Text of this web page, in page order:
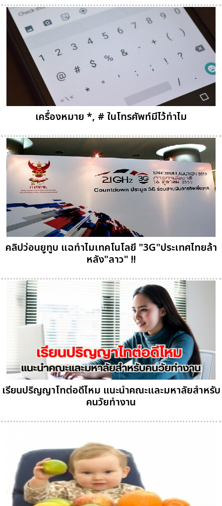
เครื่องหมาย *, # ในโทรศัพท์มีไว้ทำไม
คลิปว่อนยูทูบ แฉทำไมเทคโนโลยี "3G"ประเทศไทยล้า
หลัง"ลาว" !!
เรียนปริญญาโทต่อดีไหม แนะนำคณะและมหาลัยสำหรับ
คนวัยทำงาน